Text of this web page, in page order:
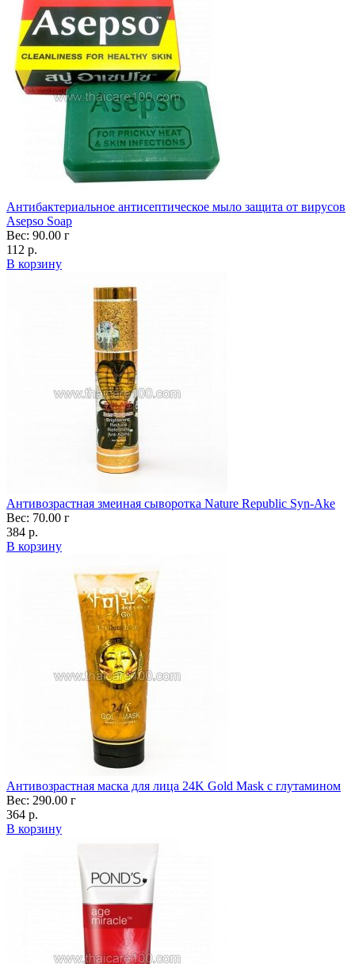
Антибактериальное антисептическое мыло защита от вирусов
Asepso Soap
Вес: 90.00 г
112 р.
В корзину
Антивозрастная змеиная сыворотка Nature Republic Syn-Ake
Вес: 70.00 г
384 р.
В корзину
Антивозрастная маска для лица 24K Gold Mask с глутамином
Вес: 290.00 г
364 р.
В корзину